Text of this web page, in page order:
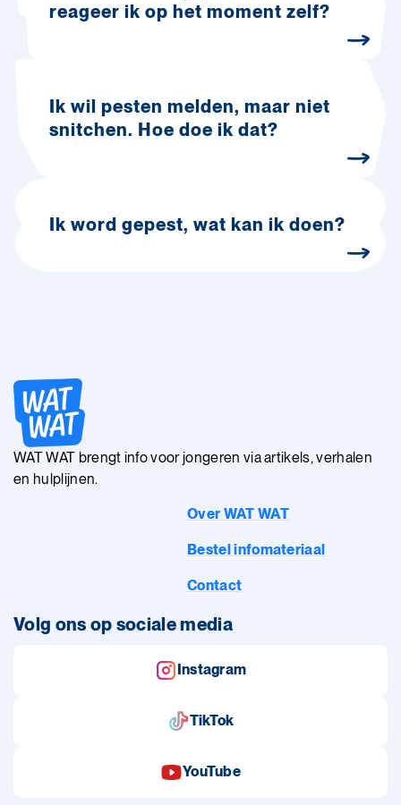
reageer ik op het moment zelf?
Ik wil pesten melden, maar niet
snitchen. Hoe doe ik dat?
Ik word gepest, wat kan ik doen?
WAT WAT brengt info voor jongeren via artikels, verhalen
en hulplijnen.
Over WAT WAT
Bestel infomateriaal
Contact
Volg ons op sociale media
Instagram
TikTok
YouTube